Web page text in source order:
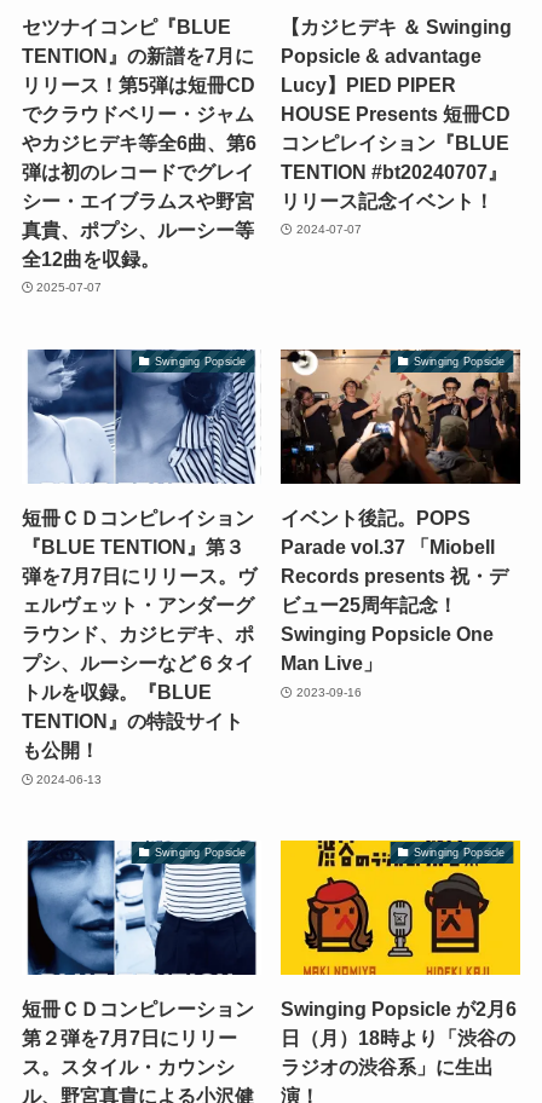
セツナイコンピ『BLUE
TENTION』の新譜を7月に
リリース！第5弾は短冊CD
でクラウドベリー・ジャム
やカジヒデキ等全6曲、第6
弾は初のレコードでグレイ
シー・エイブラムスや野宮
真貴、ポプシ、ルーシー等
全12曲を収録。
2025-07-07
【カジヒデキ ＆ Swinging
Popsicle & advantage
Lucy】PIED PIPER
HOUSE Presents 短冊CD
コンピレイション『BLUE
TENTION #bt20240707』
リリース記念イベント！
2024-07-07
Swinging Popsicle
短冊ＣＤコンピレイション
『BLUE TENTION』第３
弾を7月7日にリリース。ヴ
ェルヴェット・アンダーグ
ラウンド、カジヒデキ、ポ
プシ、ルーシーなど６タイ
トルを収録。『BLUE
TENTION』の特設サイト
も公開！
2024-06-13
Swinging Popsicle
イベント後記。POPS
Parade vol.37 「Miobell
Records presents 祝・デ
ビュー25周年記念！
Swinging Popsicle One
Man Live」
2023-09-16
Swinging Popsicle
短冊ＣＤコンピレーション
第２弾を7月7日にリリー
ス。スタイル・カウンシ
ル、野宮真貴による小沢健
Swinging Popsicle
Swinging Popsicle が2月6
日（月）18時より「渋谷の
ラジオの渋谷系」に生出
演！